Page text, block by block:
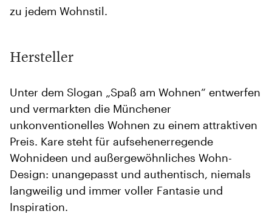
zu jedem Wohnstil.
Hersteller
Unter dem Slogan „Spaß am Wohnen“ entwerfen
und vermarkten die Münchener
unkonventionelles Wohnen zu einem attraktiven
Preis. Kare steht für aufsehenerregende
Wohnideen und außergewöhnliches Wohn-
Design: unangepasst und authentisch, niemals
langweilig und immer voller Fantasie und
Inspiration.